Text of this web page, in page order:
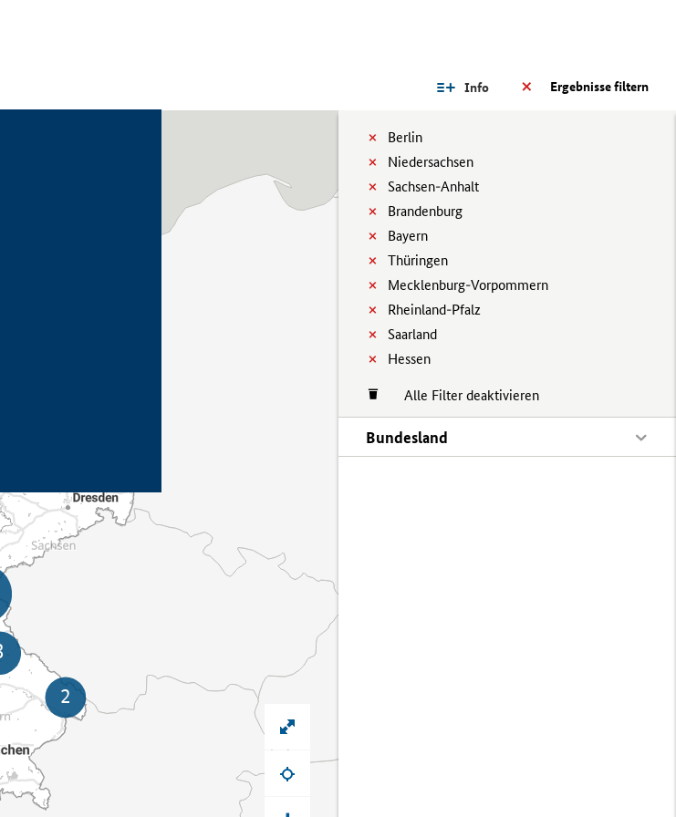
Ergebnisse filtern
Info
Berlin
Niedersachsen
Sachsen-Anhalt
Brandenburg
Bayern
Thüringen
Mecklenburg-Vorpommern
Rheinland-Pfalz
Saarland
Hessen
Alle Filter deaktivieren
Bundesland